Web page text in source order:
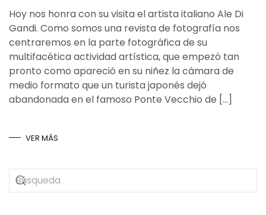
Hoy nos honra con su visita el artista italiano Ale Di
Gandi. Como somos una revista de fotografía nos
centraremos en la parte fotográfica de su
multifacética actividad artística, que empezó tan
pronto como apareció en su niñez la cámara de
medio formato que un turista japonés dejó
abandonada en el famoso Ponte Vecchio de […]
VER MÁS